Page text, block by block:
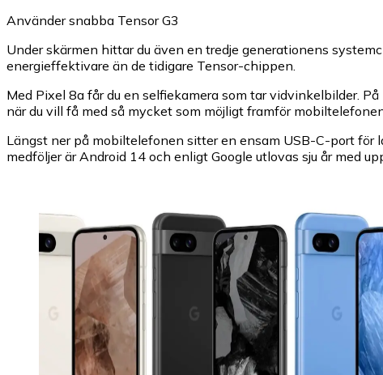
Använder snabba Tensor G3
Under skärmen hittar du även en tredje generationens
energieffektivare än de tidigare Tensor-chippen.
Med Pixel 8a får du en selfiekamera som tar vidvinkelbilder.
när du vill få med så mycket som möjligt framför
Längst ner på mobiltelefonen sitter en ensam USB-C-port
medföljer är Android 14 och enligt Google utlovas sju år med